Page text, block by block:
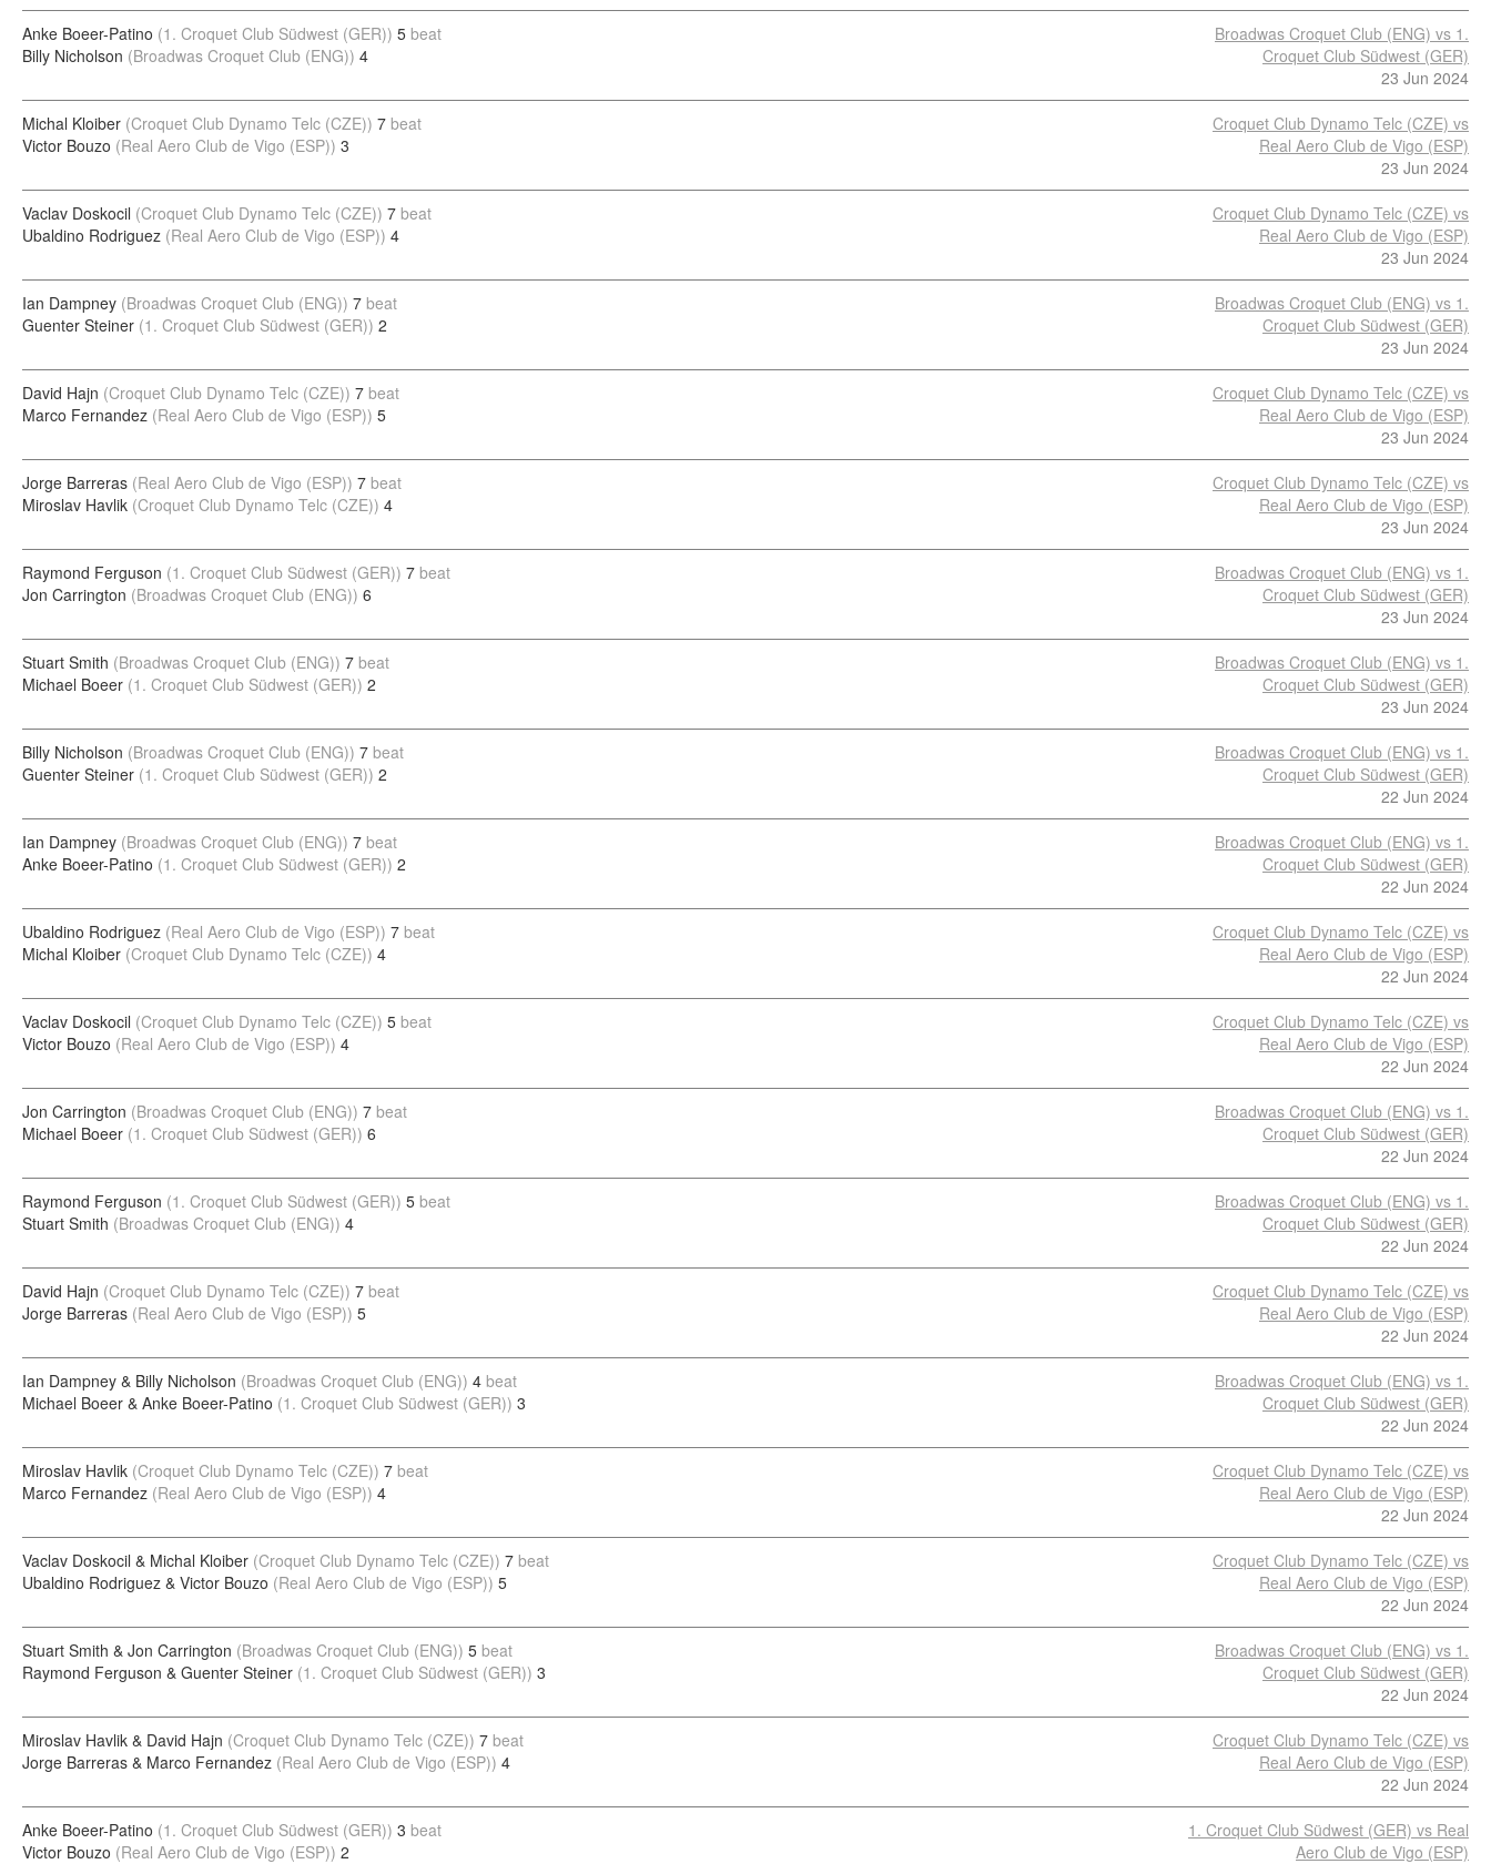
Anke Boeer-Patino (1. Croquet Club Südwest (GER)) 5 beat
Billy Nicholson (Broadwas Croquet Club (ENG)) 4
Broadwas Croquet Club (ENG) vs 1.
Croquet Club Südwest (GER)
23 Jun 2024
Michal Kloiber (Croquet Club Dynamo Telc (CZE)) 7 beat
Victor Bouzo (Real Aero Club de Vigo (ESP)) 3
Croquet Club Dynamo Telc (CZE) vs
Real Aero Club de Vigo (ESP)
23 Jun 2024
Vaclav Doskocil (Croquet Club Dynamo Telc (CZE)) 7 beat
Ubaldino Rodriguez (Real Aero Club de Vigo (ESP)) 4
Croquet Club Dynamo Telc (CZE) vs
Real Aero Club de Vigo (ESP)
23 Jun 2024
Ian Dampney (Broadwas Croquet Club (ENG)) 7 beat
Guenter Steiner (1. Croquet Club Südwest (GER)) 2
Broadwas Croquet Club (ENG) vs 1.
Croquet Club Südwest (GER)
23 Jun 2024
David Hajn (Croquet Club Dynamo Telc (CZE)) 7 beat
Marco Fernandez (Real Aero Club de Vigo (ESP)) 5
Croquet Club Dynamo Telc (CZE) vs
Real Aero Club de Vigo (ESP)
23 Jun 2024
Jorge Barreras (Real Aero Club de Vigo (ESP)) 7 beat
Miroslav Havlik (Croquet Club Dynamo Telc (CZE)) 4
Croquet Club Dynamo Telc (CZE) vs
Real Aero Club de Vigo (ESP)
23 Jun 2024
Raymond Ferguson (1. Croquet Club Südwest (GER)) 7 beat
Jon Carrington (Broadwas Croquet Club (ENG)) 6
Broadwas Croquet Club (ENG) vs 1.
Croquet Club Südwest (GER)
23 Jun 2024
Stuart Smith (Broadwas Croquet Club (ENG)) 7 beat
Michael Boeer (1. Croquet Club Südwest (GER)) 2
Broadwas Croquet Club (ENG) vs 1.
Croquet Club Südwest (GER)
23 Jun 2024
Billy Nicholson (Broadwas Croquet Club (ENG)) 7 beat
Guenter Steiner (1. Croquet Club Südwest (GER)) 2
Broadwas Croquet Club (ENG) vs 1.
Croquet Club Südwest (GER)
22 Jun 2024
Ian Dampney (Broadwas Croquet Club (ENG)) 7 beat
Anke Boeer-Patino (1. Croquet Club Südwest (GER)) 2
Broadwas Croquet Club (ENG) vs 1.
Croquet Club Südwest (GER)
22 Jun 2024
Ubaldino Rodriguez (Real Aero Club de Vigo (ESP)) 7 beat
Michal Kloiber (Croquet Club Dynamo Telc (CZE)) 4
Croquet Club Dynamo Telc (CZE) vs
Real Aero Club de Vigo (ESP)
22 Jun 2024
Vaclav Doskocil (Croquet Club Dynamo Telc (CZE)) 5 beat
Victor Bouzo (Real Aero Club de Vigo (ESP)) 4
Croquet Club Dynamo Telc (CZE) vs
Real Aero Club de Vigo (ESP)
22 Jun 2024
Jon Carrington (Broadwas Croquet Club (ENG)) 7 beat
Michael Boeer (1. Croquet Club Südwest (GER)) 6
Broadwas Croquet Club (ENG) vs 1.
Croquet Club Südwest (GER)
22 Jun 2024
Raymond Ferguson (1. Croquet Club Südwest (GER)) 5 beat
Stuart Smith (Broadwas Croquet Club (ENG)) 4
Broadwas Croquet Club (ENG) vs 1.
Croquet Club Südwest (GER)
22 Jun 2024
David Hajn (Croquet Club Dynamo Telc (CZE)) 7 beat
Jorge Barreras (Real Aero Club de Vigo (ESP)) 5
Croquet Club Dynamo Telc (CZE) vs
Real Aero Club de Vigo (ESP)
22 Jun 2024
Ian Dampney & Billy Nicholson (Broadwas Croquet Club (ENG)) 4 beat
Michael Boeer & Anke Boeer-Patino (1. Croquet Club Südwest (GER)) 3
Broadwas Croquet Club (ENG) vs 1.
Croquet Club Südwest (GER)
22 Jun 2024
Miroslav Havlik (Croquet Club Dynamo Telc (CZE)) 7 beat
Marco Fernandez (Real Aero Club de Vigo (ESP)) 4
Croquet Club Dynamo Telc (CZE) vs
Real Aero Club de Vigo (ESP)
22 Jun 2024
Vaclav Doskocil & Michal Kloiber (Croquet Club Dynamo Telc (CZE)) 7 beat
Ubaldino Rodriguez & Victor Bouzo (Real Aero Club de Vigo (ESP)) 5
Croquet Club Dynamo Telc (CZE) vs
Real Aero Club de Vigo (ESP)
22 Jun 2024
Stuart Smith & Jon Carrington (Broadwas Croquet Club (ENG)) 5 beat
Raymond Ferguson & Guenter Steiner (1. Croquet Club Südwest (GER)) 3
Broadwas Croquet Club (ENG) vs 1.
Croquet Club Südwest (GER)
22 Jun 2024
Miroslav Havlik & David Hajn (Croquet Club Dynamo Telc (CZE)) 7 beat
Jorge Barreras & Marco Fernandez (Real Aero Club de Vigo (ESP)) 4
Croquet Club Dynamo Telc (CZE) vs
Real Aero Club de Vigo (ESP)
22 Jun 2024
Anke Boeer-Patino (1. Croquet Club Südwest (GER)) 3 beat
Victor Bouzo (Real Aero Club de Vigo (ESP)) 2
1. Croquet Club Südwest (GER) vs Real
Aero Club de Vigo (ESP)